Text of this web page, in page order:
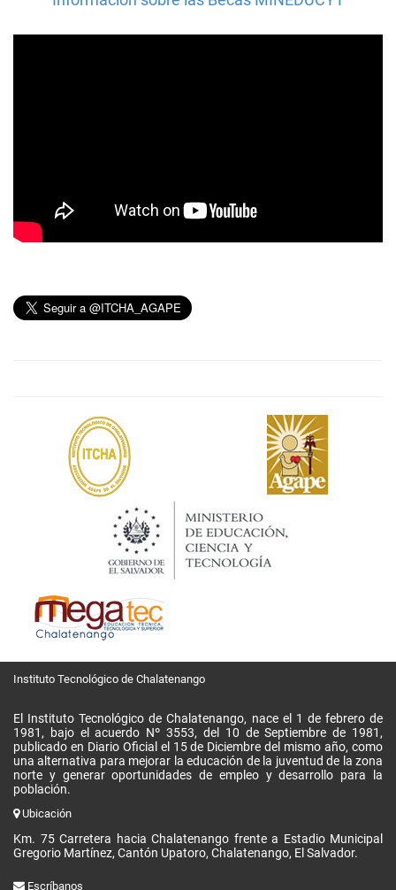
Instituto Tecnológico de Chalatenango
El Instituto Tecnológico de Chalatenango, nace el 1 de febrero de
1981, bajo el acuerdo Nº 3553, del 10 de Septiembre de 1981,
publicado en Diario Oficial el 15 de Diciembre del mismo año, como
una alternativa para mejorar la educación de la juventud de la zona
norte y generar oportunidades de empleo y desarrollo para la
población.
Ubicación
Km. 75 Carretera hacia Chalatenango frente a Estadio Municipal
Gregorio Martínez, Cantón Upatoro, Chalatenango, El Salvador.
Escríbanos